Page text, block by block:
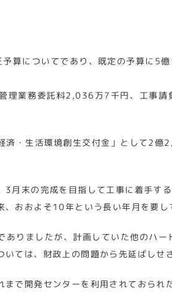
予算についてであり、既定の予算に
理業務委託料2,036万7千円、工事
済・生活環境創生交付金」として2
月末の完成を目指して工事に着手する
おおよそ10年という長い年月を要
りましたが、計画していた他のハ
ては、財政上の問題から先延ばしせ
で開発センターを利用されておられ